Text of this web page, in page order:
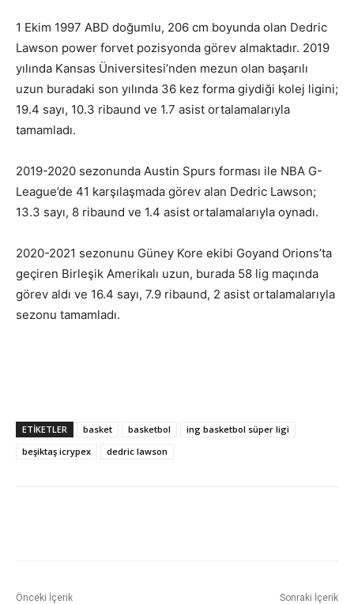
1 Ekim 1997 ABD doğumlu, 206 cm boyunda olan Dedric
Lawson power forvet pozisyonda görev almaktadır. 2019
yılında Kansas Üniversitesi’nden mezun olan başarılı
uzun buradaki son yılında 36 kez forma giydiği kolej ligini;
19.4 sayı, 10.3 ribaund ve 1.7 asist ortalamalarıyla
tamamladı.
2019-2020 sezonunda Austin Spurs forması ile NBA G-
League’de 41 karşılaşmada görev alan Dedric Lawson;
13.3 sayı, 8 ribaund ve 1.4 asist ortalamalarıyla oynadı.
2020-2021 sezonunu Güney Kore ekibi Goyand Orions’ta
geçiren Birleşik Amerikalı uzun, burada 58 lig maçında
görev aldı ve 16.4 sayı, 7.9 ribaund, 2 asist ortalamalarıyla
sezonu tamamladı.
ETIKETLER basket basketbol
ing basketbol süper ligi
beşiktaş icrypex
dedric lawson
Önceki İçerik Sonraki İçerik